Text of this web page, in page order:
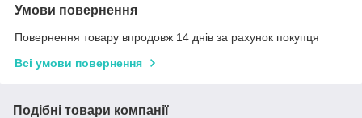
Умови повернення
Повернення товару впродовж 14 днів за рахунок покупця
Всі умови повернення
Подібні товари компанії